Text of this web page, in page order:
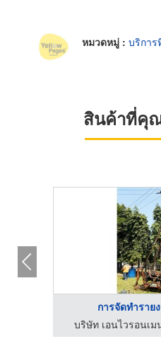
หมวดหมู่ : บริการ
สินค้าที่คุ
การจัดทำราย
บริษัท เอนไวรอนเ